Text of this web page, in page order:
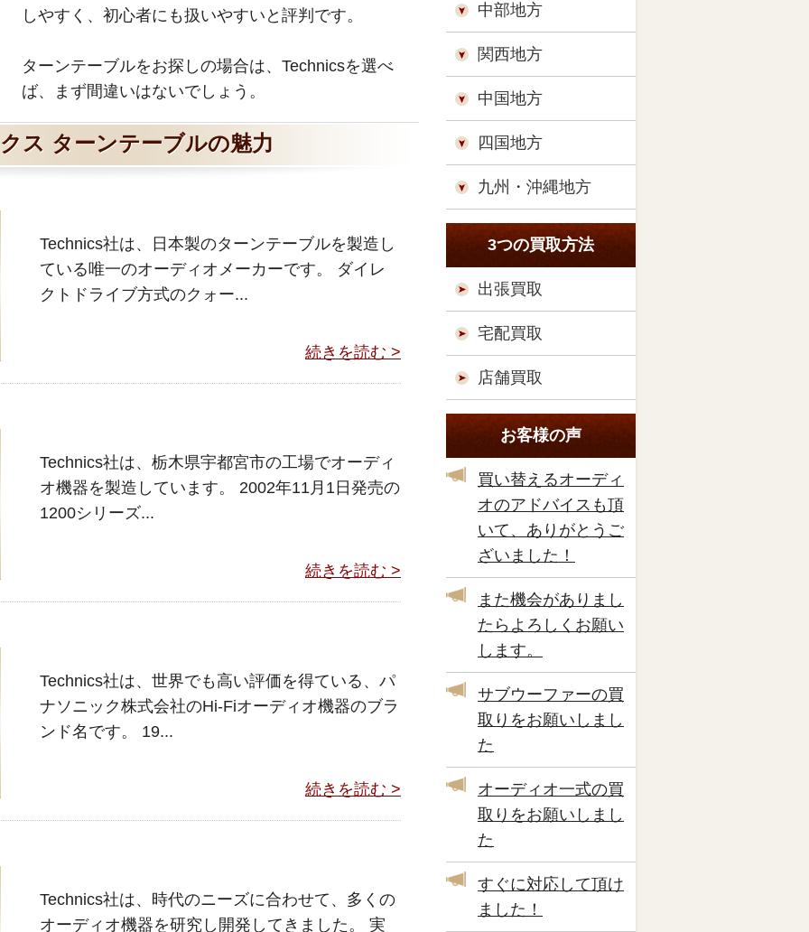
しやすく、初心者にも扱いやすいと評判です。
ターンテーブルをお探しの場合は、Technicsを選べ
ば、まず間違いはないでしょう。
ス ターンテーブルの魅力
Technics社は、日本製のターンテーブルを製造し
ている唯一のオーディオメーカーです。 ダイレ
クトドライブ方式のクォー...
続きを読む >
Technics社は、栃木県宇都宮市の工場でオーディ
オ機器を製造しています。 2002年11月1日発売の
1200シリーズ...
続きを読む >
Technics社は、世界でも高い評価を得ている、パ
ナソニック株式会社のHi-Fiオーディオ機器のブラ
ンド名です。 19...
続きを読む >
Technics社は、時代のニーズに合わせて、多くの
オーディオ機器を研究し開発してきました。 実
中部地方
関西地方
中国地方
四国地方
九州・沖縄地方
3つの買取方法
出張買取
宅配買取
店舗買取
お客様の声
買い替えるオーディ
オのアドバイスも頂
いて、ありがとうご
ざいました！
また機会がありまし
たらよろしくお願い
します。
サブウーファーの買
取りをお願いしまし
た
オーディオ一式の買
取りをお願いしまし
た
すぐに対応して頂け
ました！